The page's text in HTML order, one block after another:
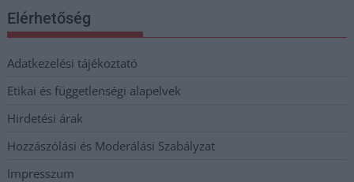
Elérhetőség
Adatkezelési tájékoztató
Etikai és függetlenségi alapelvek
Hirdetési árak
Hozzászólási és Moderálási Szabályzat
Impresszum